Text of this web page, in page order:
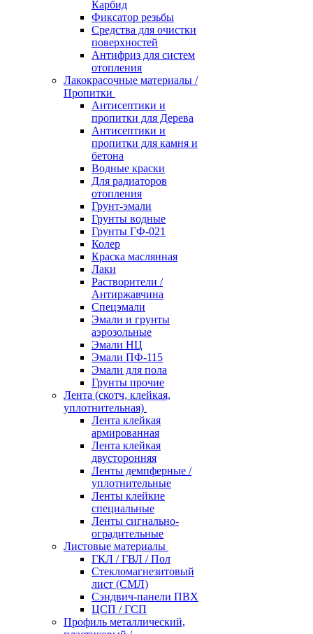
Карбид
Фиксатор резьбы
Средства для очистки
поверхностей
Антифриз для систем
отопления
Лакокрасочные материалы /
Пропитки
Антисептики и
пропитки для Дерева
Антисептики и
пропитки для камня и
бетона
Водные краски
Для радиаторов
отопления
Грунт-эмали
Грунты водные
Грунты ГФ-021
Колер
Краска маслянная
Лаки
Растворители /
Антиржавчина
Спецэмали
Эмали и грунты
аэрозольные
Эмали НЦ
Эмали ПФ-115
Эмали для пола
Грунты прочие
Лента (скотч, клейкая,
уплотнительная)
Лента клейкая
армированная
Лента клейкая
двусторонняя
Ленты демпферные /
уплотнительные
Ленты клейкие
специальные
Ленты сигнально-
оградительные
Листовые материалы
ГКЛ / ГВЛ / Пол
Стекломагнезитовый
лист (СМЛ)
Сэндвич-панели ПВХ
ЦСП / ГСП
Профиль металлический,